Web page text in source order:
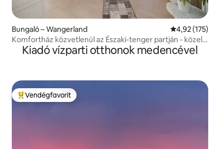
Bungaló – Wangerland Átlagos
4,92 (175)
Komfortház közvetlenül az Északi-tenger partján - közel a
strandhoz
Kiadó vízparti otthonok medencével
Kiemelt vendégfavorit
Vendégfavorit